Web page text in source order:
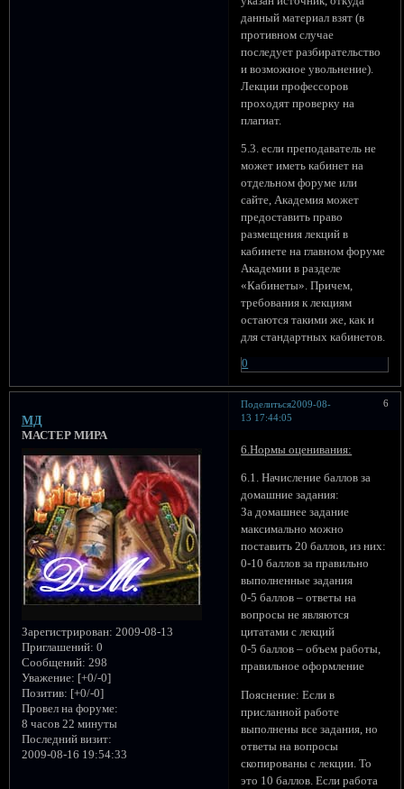
данный материал взят (в
противном случае
последует разбирательство
и возможное увольнение).
Лекции профессоров
проходят проверку на
плагиат.
5.3. если преподаватель не
может иметь кабинет на
отдельном форуме или
сайте, Академия может
предоставить право
размещения лекций в
кабинете на главном форуме
Академии в разделе
«Кабинеты». Причем,
требования к лекциям
остаются такими же, как и
для стандартных кабинетов.
0
Поделиться 6
2009-08-
13 17:44:05
МД
МАСТЕР МИРА
Зарегистрирован: 2009-08-13
Приглашений: 0
Сообщений: 298
Уважение: [+0/-0]
Позитив: [+0/-0]
Провел на форуме:
8 часов 22 минуты
Последний визит:
2009-08-16 19:54:33
6.Нормы оценивания:
6.1. Начисление баллов за
домашние задания:
За домашнее задание
максимально можно
поставить 20 баллов, из них:
0-10 баллов за правильно
выполненные задания
0-5 баллов – ответы на
вопросы не являются
цитатами с лекций
0-5 баллов – объем работы,
правильное оформление
Пояснение: Если в
присланной работе
выполнены все задания, но
ответы на вопросы
скопированы с лекции. То
это 10 баллов. Если работа